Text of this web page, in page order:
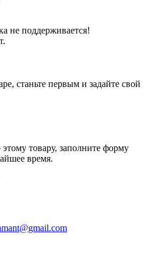
не поддерживается!
станьте первым и задайте свой
товару, заполните форму
время.